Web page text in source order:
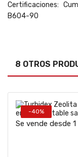
Certificaciones:
B604-90
8 OTROS
-40%
Se vende desde 1